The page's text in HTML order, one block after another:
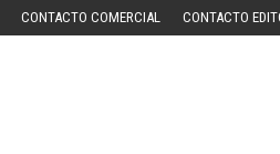
CONTACTO COMERCIAL CONTACTO